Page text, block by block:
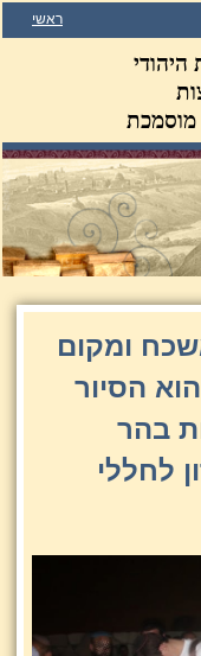
ראשי
היהודי
מוסמכת
ומקום
הסיור
בהר
לחללי